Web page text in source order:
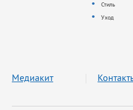
Стиль
Уход
Медиакит